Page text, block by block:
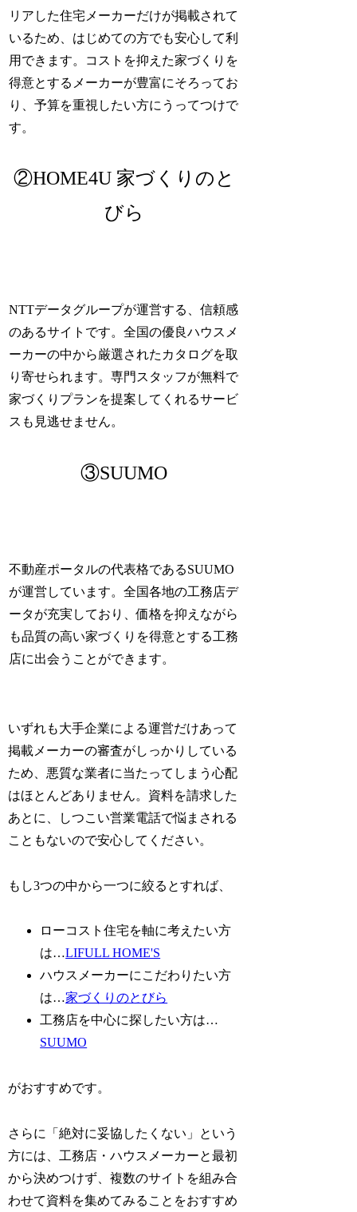
リアした住宅メーカーだけが掲載されて
いるため、はじめての方でも安心して利
用できます。コストを抑えた家づくりを
得意とするメーカーが豊富にそろってお
り、予算を重視したい方にうってつけで
す。
②HOME4U 家づくりのと
びら
NTTデータグループが運営する、信頼感
のあるサイトです。全国の優良ハウスメ
ーカーの中から厳選されたカタログを取
り寄せられます。専門スタッフが無料で
家づくりプランを提案してくれるサービ
スも見逃せません。
③SUUMO
不動産ポータルの代表格であるSUUMO
が運営しています。全国各地の工務店デ
ータが充実しており、価格を抑えながら
も品質の高い家づくりを得意とする工務
店に出会うことができます。
いずれも大手企業による運営だけあって
掲載メーカーの審査がしっかりしている
ため、悪質な業者に当たってしまう心配
はほとんどありません。資料を請求した
あとに、しつこい営業電話で悩まされる
こともないので安心してください。
もし3つの中から一つに絞るとすれば、
ローコスト住宅を軸に考えたい方
は…LIFULL HOME'S
ハウスメーカーにこだわりたい方
は…家づくりのとびら
工務店を中心に探したい方は…
SUUMO
がおすすめです。
さらに「絶対に妥協したくない」という
方には、工務店・ハウスメーカーと最初
から決めつけず、複数のサイトを組み合
わせて資料を集めてみることをおすすめ